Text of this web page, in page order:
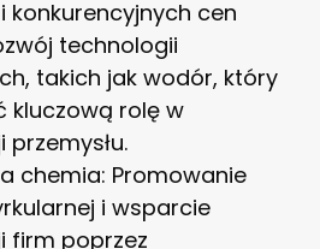
konkurencyjnych cen
technologii
takich jak wodór, który
kluczową rolę w
chemia: Promowanie
i wsparcie
firm poprzez